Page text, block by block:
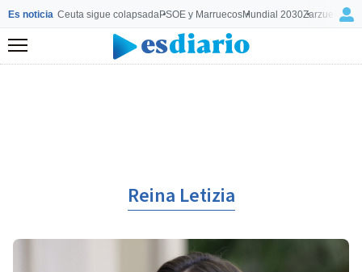
Es noticia Ceuta sigue colapsadaPSOE y MarruecosMundial 2030Zarzuela y
Menú
Reina Letizia